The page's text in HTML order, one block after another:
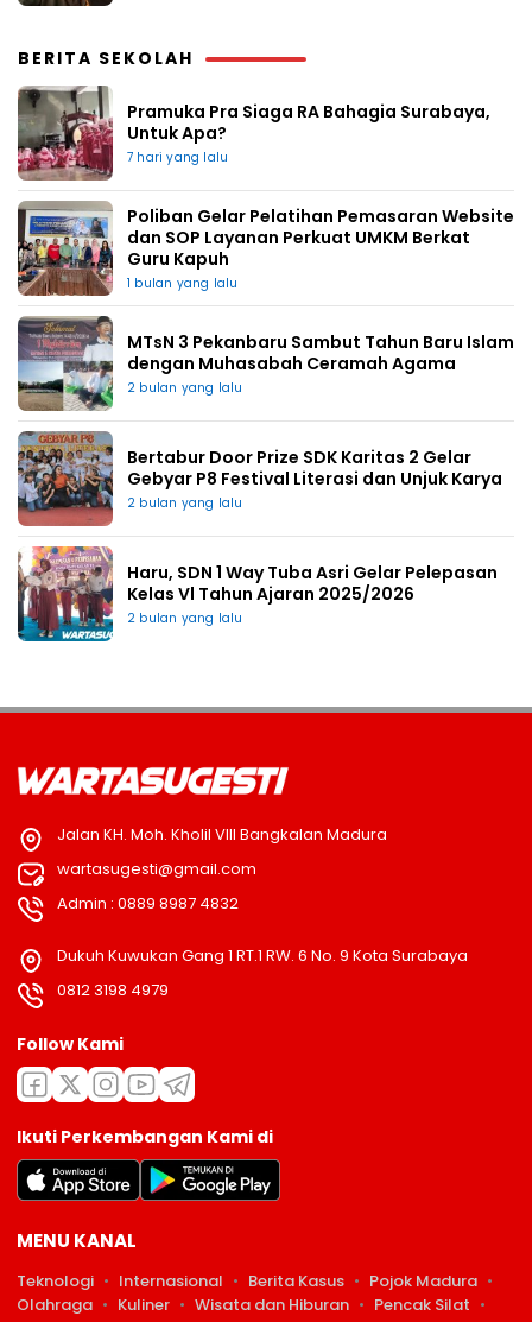
BERITA SEKOLAH
Pramuka Pra Siaga RA Bahagia Surabaya,
Untuk Apa?
7 hari yang lalu
Poliban Gelar Pelatihan Pemasaran Website
dan SOP Layanan Perkuat UMKM Berkat
Guru Kapuh
1 bulan yang lalu
MTsN 3 Pekanbaru Sambut Tahun Baru Islam
dengan Muhasabah Ceramah Agama
2 bulan yang lalu
Bertabur Door Prize SDK Karitas 2 Gelar
Gebyar P8 Festival Literasi dan Unjuk Karya
2 bulan yang lalu
Haru, SDN 1 Way Tuba Asri Gelar Pelepasan
Kelas Vl Tahun Ajaran 2025/2026
2 bulan yang lalu
Jalan KH. Moh. Kholil VIII Bangkalan Madura
wartasugesti@gmail.com
Admin : 0889 8987 4832
Dukuh Kuwukan Gang 1 RT.1 RW. 6 No. 9 Kota Surabaya
0812 3198 4979
Follow Kami
Ikuti Perkembangan Kami di
MENU KANAL
Teknologi Internasional Berita Kasus
Pojok Madura
Olahraga
Kuliner Wisata dan Hiburan
Pencak Silat